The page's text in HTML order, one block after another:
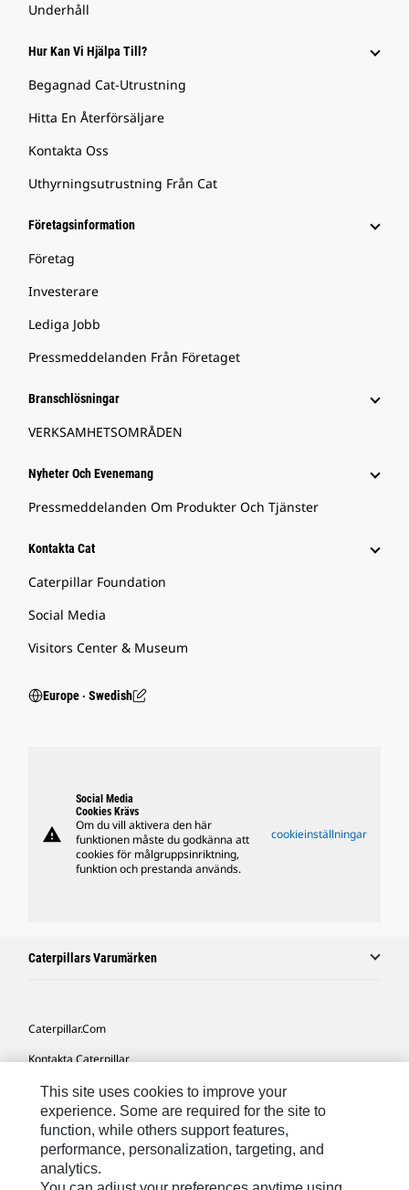
Underhåll
Hur Kan Vi Hjälpa Till?
Begagnad Cat-Utrustning
Hitta En Återförsäljare
Kontakta Oss
Uthyrningsutrustning Från Cat
Företagsinformation
Företag
Investerare
Lediga Jobb
Pressmeddelanden Från Företaget
Branschlösningar
VERKSAMHETSOMRÅDEN
Nyheter Och Evenemang
Pressmeddelanden Om Produkter Och Tjänster
Kontakta Cat
Caterpillar Foundation
Social Media
Visitors Center & Museum
Europe ‧ Swedish
warning
Social Media
Cookies Krävs
Om du vill aktivera den här
funktionen måste du godkänna att
cookies för målgruppsinriktning,
funktion och prestanda används.
cookieinställningar
Caterpillars Varumärken
Caterpillar.com
Kontakta Caterpillar
Mina Marknadsföringspreferenser
Platskarta
Cookie Settings
Juridiskt
This site uses cookies to improve your
experience. Some are required for the site to
function, while others support features,
performance, personalization, targeting, and
analytics.